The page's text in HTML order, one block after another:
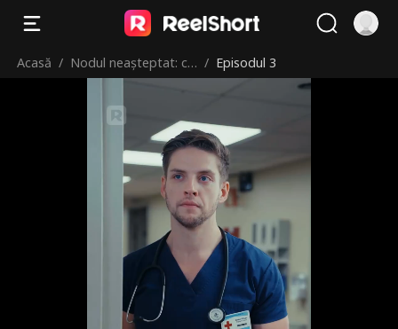
Acasă / Nodul neașteptat: că
ă milardar
/ Episodul 3